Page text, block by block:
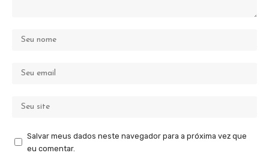
Salvar meus dados neste navegador para a próxima vez que
eu comentar.